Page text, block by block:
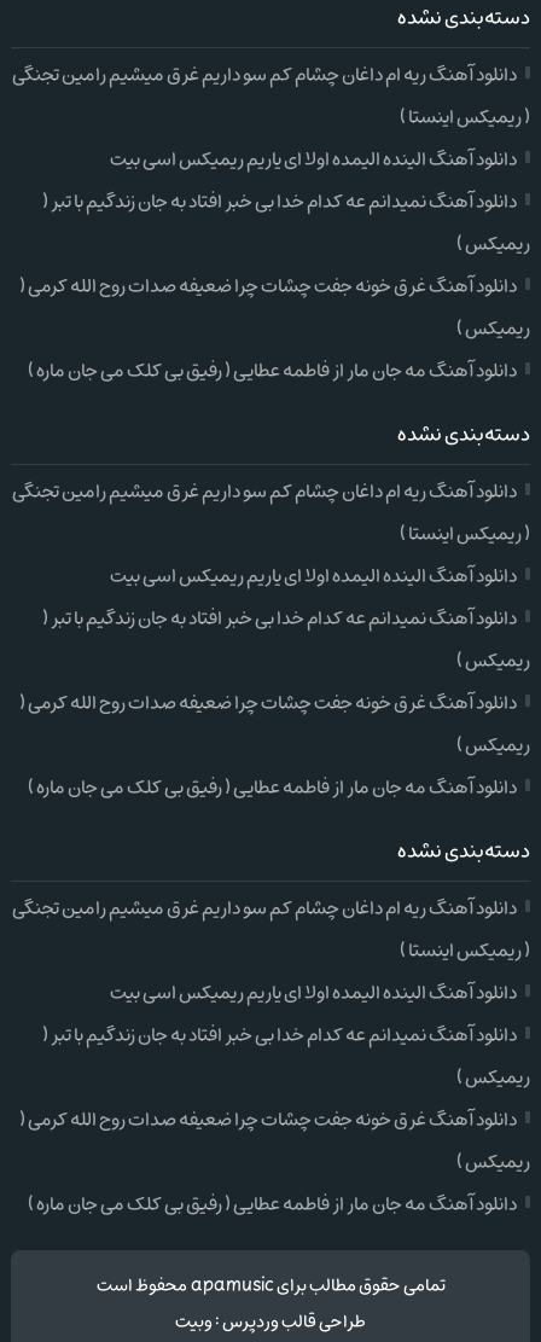
دسته‌بندی نشده
دانلود آهنگ ریه ام داغان چشام کم سو داریم غرق میشیم رامین تجنگی
( ریمیکس اینستا )
دانلود آهنگ الینده الیمده اولا ای یاریم ریمیکس اسی بیت
دانلود آهنگ نمیدانم عه کدام خدا بی خبر افتاد به جان زندگیم با تبر (
ریمیکس )
دانلود آهنگ غرق خونه جفت چشات چرا ضعیفه صدات روح الله کرمی (
ریمیکس )
دانلود آهنگ مه جان مار از فاطمه عطایی ( رفیق بی کلک می جان ماره )
دسته‌بندی نشده
دانلود آهنگ ریه ام داغان چشام کم سو داریم غرق میشیم رامین تجنگی
( ریمیکس اینستا )
دانلود آهنگ الینده الیمده اولا ای یاریم ریمیکس اسی بیت
دانلود آهنگ نمیدانم عه کدام خدا بی خبر افتاد به جان زندگیم با تبر (
ریمیکس )
دانلود آهنگ غرق خونه جفت چشات چرا ضعیفه صدات روح الله کرمی (
ریمیکس )
دانلود آهنگ مه جان مار از فاطمه عطایی ( رفیق بی کلک می جان ماره )
دسته‌بندی نشده
دانلود آهنگ ریه ام داغان چشام کم سو داریم غرق میشیم رامین تجنگی
( ریمیکس اینستا )
دانلود آهنگ الینده الیمده اولا ای یاریم ریمیکس اسی بیت
دانلود آهنگ نمیدانم عه کدام خدا بی خبر افتاد به جان زندگیم با تبر (
ریمیکس )
دانلود آهنگ غرق خونه جفت چشات چرا ضعیفه صدات روح الله کرمی (
ریمیکس )
دانلود آهنگ مه جان مار از فاطمه عطایی ( رفیق بی کلک می جان ماره )
تمامی حقوق مطالب برای apamusic محفوظ است
طراحی قالب وردپرس:وبیت